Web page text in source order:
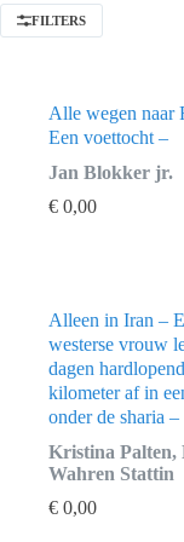
FILTERS
Alle wegen naar
Een voettocht –
Jan Blokker jr.
€ 0,00
Alleen in Iran –
westerse vrouw
dagen
kilometer af in
onder de sharia –
Kristina Palten,
Wahren Stattin
€ 0,00